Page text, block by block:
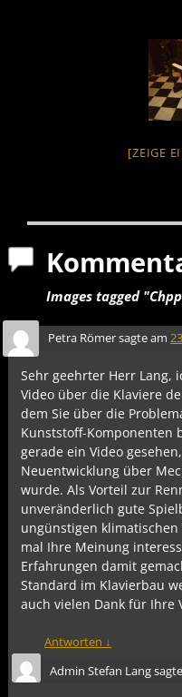
[ZEIGE
Images tagged
Petra Römersagte am
Sehr geehrter Herr Lang,
Video über die Klaviere
dem Sie über die
Kunststoff-Komponenten
gerade ein Video
Neuentwicklung über
wurde. Als Vorteil zur
unveränderlich gute
ungünstigen
mal Ihre Meinung
Erfahrungen damit
Standard im Klavierbau
auch vielen Dank für Ihre
Antworten ↓
Admin Stefan Lang